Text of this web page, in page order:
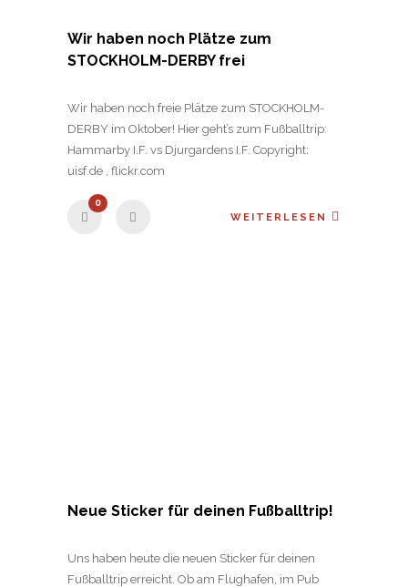
Wir haben noch Plätze zum
STOCKHOLM-DERBY frei
Wir haben noch freie Plätze zum STOCKHOLM-
DERBY im Oktober! Hier geht’s zum Fußballtrip:
Hammarby I.F. vs Djurgardens I.F. Copyright:
uisf.de , flickr.com
0
WEITERLESEN
Neue Sticker für deinen Fußballtrip!
Uns haben heute die neuen Sticker für deinen
Fußballtrip erreicht. Ob am Flughafen, im Pub